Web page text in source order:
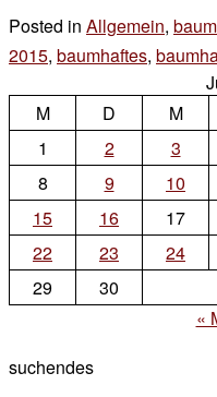
Posted in Allgemein,
2015, baumhaftes,
M
D M
1
2 3
8
9 10
15
16 17
22
23 24
29
30
«
suchendes